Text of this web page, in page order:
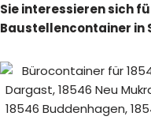
Sie interessieren sich
Baustellencontainer in